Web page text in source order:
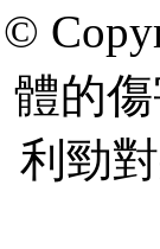
©
體的
利勁